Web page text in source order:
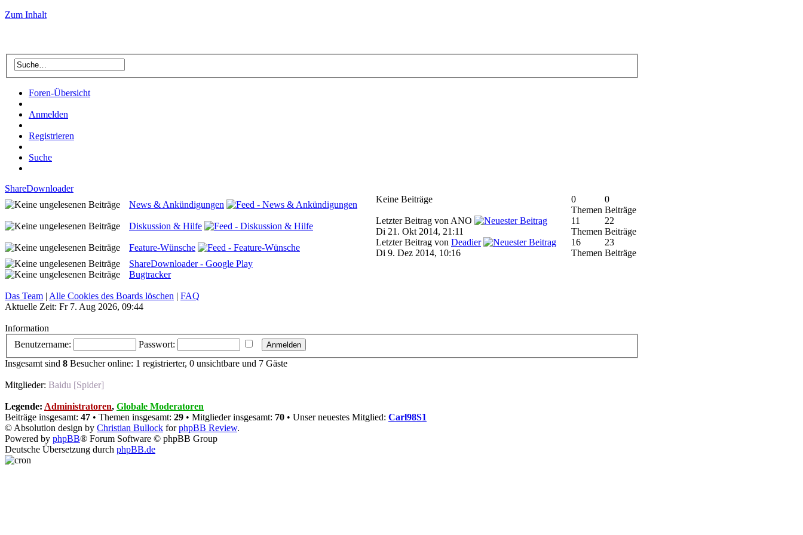
Zum Inhalt
Foren-Übersicht
Anmelden
Registrieren
Suche
ShareDownloader
News & Ankündigungen
Keine Beiträge
0
Themen
0
Beiträge
Diskussion & Hilfe
Letzter Beitrag von ANO
Di 21. Okt 2014, 21:11
11
Themen
22
Beiträge
Feature-Wünsche
Letzter Beitrag von Deadier
Di 9. Dez 2014, 10:16
16
Themen
23
Beiträge
ShareDownloader - Google Play
Bugtracker
Das Team | Alle Cookies des Boards löschen | FAQ
Aktuelle Zeit: Fr 7. Aug 2026, 09:44
Information
Benutzername:
Passwort:
Insgesamt sind 8 Besucher online: 1 registrierter, 0 unsichtbare und 7 Gäste
Mitglieder: Baidu [Spider]
Legende: Administratoren, Globale Moderatoren
Beiträge insgesamt: 47 • Themen insgesamt: 29 • Mitglieder insgesamt: 70 • Unser neuestes Mitglied: Carl98S1
© Absolution design by Christian Bullock forphpBB Review.
Powered by phpBB® Forum Software © phpBB Group
Deutsche Übersetzung durch phpBB.de